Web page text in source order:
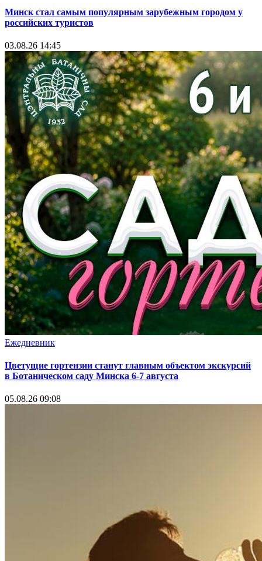
Минск стал самым популярным зарубежным городом у
российских туристов
03.08.26 14:45
Ежедневник
Цветущие гортензии станут главным объектом экскурсий
в Ботаническом саду Минска 6-7 августа
05.08.26 09:08